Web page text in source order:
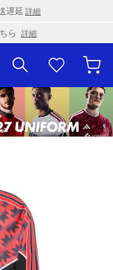
遅延 詳細
ら 詳細